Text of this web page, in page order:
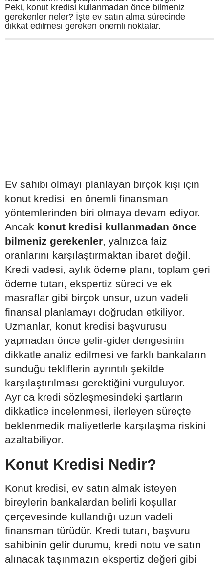
Peki, konut kredisi kullanmadan önce bilmeniz
gerekenler neler? İşte ev satın alma sürecinde
dikkat edilmesi gereken önemli noktalar.
Ev sahibi olmayı planlayan birçok kişi için
konut kredisi, en önemli finansman
yöntemlerinden biri olmaya devam ediyor.
Ancak konut kredisi kullanmadan önce
bilmeniz gerekenler , yalnızca faiz
oranlarını karşılaştırmaktan ibaret değil.
Kredi vadesi, aylık ödeme planı, toplam geri
ödeme tutarı, ekspertiz süreci ve ek
masraflar gibi birçok unsur, uzun vadeli
finansal planlamayı doğrudan etkiliyor.
Uzmanlar, konut kredisi başvurusu
yapmadan önce gelir-gider dengesinin
dikkatle analiz edilmesi ve farklı bankaların
sunduğu tekliflerin ayrıntılı şekilde
karşılaştırılması gerektiğini vurguluyor.
Ayrıca kredi sözleşmesindeki şartların
dikkatlice incelenmesi, ilerleyen süreçte
beklenmedik maliyetlerle karşılaşma riskini
azaltabiliyor.
Konut Kredisi Nedir?
Konut kredisi, ev satın almak isteyen
bireylerin bankalardan belirli koşullar
çerçevesinde kullandığı uzun vadeli
finansman türüdür. Kredi tutarı, başvuru
sahibinin gelir durumu, kredi notu ve satın
alınacak taşınmazın ekspertiz değeri gibi